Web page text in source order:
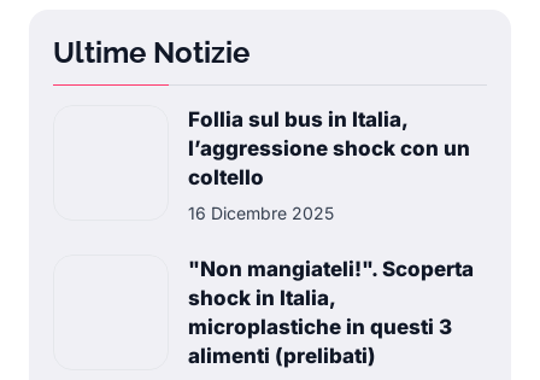
Ultime Notizie
Follia sul bus in Italia,
l’aggressione shock con un
coltello
16 Dicembre 2025
"Non mangiateli!". Scoperta
shock in Italia,
microplastiche in questi 3
alimenti (prelibati)